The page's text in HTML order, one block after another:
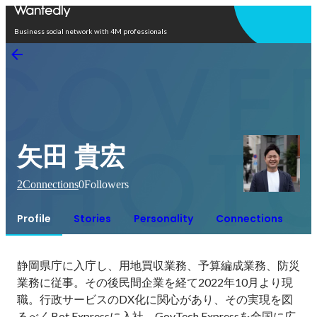
Business social network with 4M professionals
矢田 貴宏
2Connections0Followers
Profile Stories Personality Connections
静岡県庁に入庁し、用地買収業務、予算編成業務、防災
業務に従事。その後民間企業を経て2022年10月より現
職。行政サービスのDX化に関心があり、その実現を図